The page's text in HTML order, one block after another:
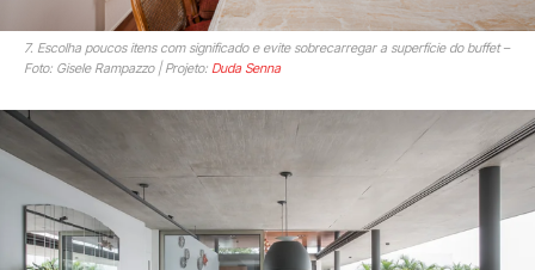
7. Escolha poucos itens com significado e evite sobrecarregar a superfície do buffet –
Foto: Gisele Rampazzo | Projeto: Duda Senna